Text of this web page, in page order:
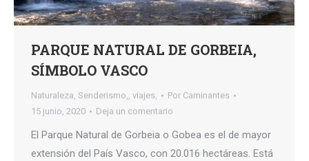
PARQUE NATURAL DE GORBEIA,
SÍMBOLO VASCO
Naturaleza, Senderismo,, viajes, Por Caminantes
15 junio, 2020
Deja un comentario
El Parque Natural de Gorbeia o Gobea es el de mayor
extensión del País Vasco, con 20.016 hectáreas. Está